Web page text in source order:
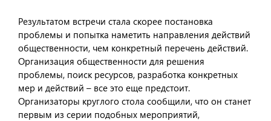
Результатом встречи стала скорее постановка
проблемы и попытка наметить направления действий
общественности, чем конкретный перечень действий.
Организация общественности для решения
проблемы, поиск ресурсов, разработка конкретных
мер и действий – все это еще предстоит.
Организаторы круглого стола сообщили, что он станет
первым из серии подобных мероприятий,